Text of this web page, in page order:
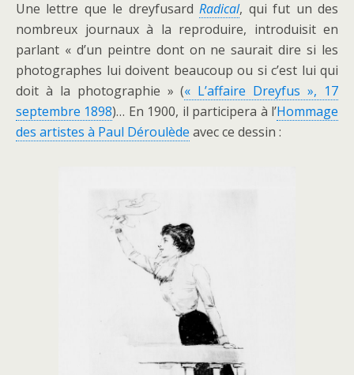
Une lettre que le dreyfusardRadical, qui fut un des
nombreux journaux à la reproduire, introduisit en
parlant « d’un peintre dont on ne saurait dire si les
photographes lui doivent beaucoup ou si c’est lui qui
doit à la photographie » (« L’affaire Dreyfus », 17
septembre 1898)… En 1900, il participera à l’Hommage
des artistes à Paul Déroulède avec ce dessin :